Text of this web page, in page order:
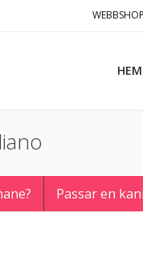
WEBBSHOP
HEM
Passar en